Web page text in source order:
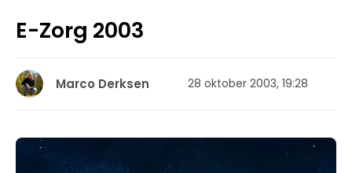
E-Zorg 2003
Marco Derksen 28 oktober 2003, 19:28